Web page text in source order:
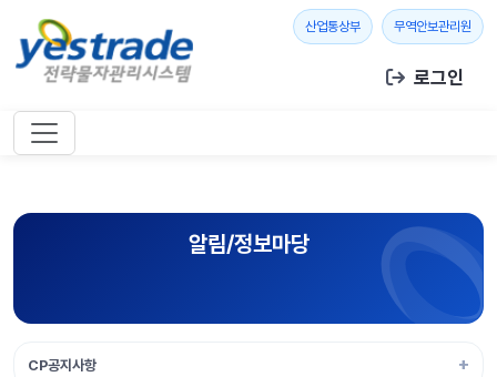
산업통상부새 창 열기무역안보관리원 새
로그인
알림/정보마당
CP공지사항